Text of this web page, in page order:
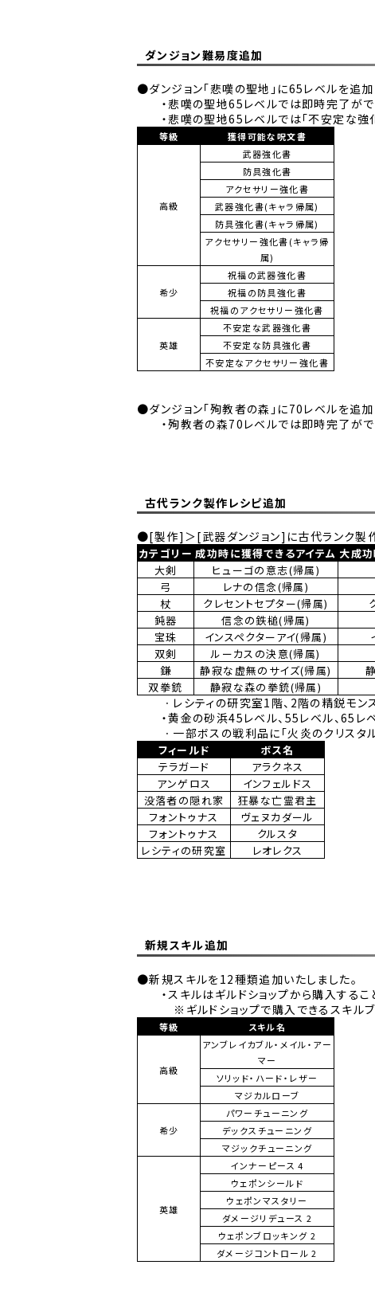
ダンジョン難易度追加
●ダンジョン「悲嘆の聖地」に65レベルを追加
・悲嘆の聖地65レベルでは即時完了がで
・悲嘆の聖地65レベルでは「不安定な強化
等級 獲得可能な呪文書
高級
武器強化書
防具強化書
アクセサリー強化書
武器強化書(キャラ帰属)
防具強化書(キャラ帰属)
アクセサリー強化書(キャラ帰
属)
希少
祝福の武器強化書
祝福の防具強化書
祝福のアクセサリー強化書
英雄
不安定な武器強化書
不安定な防具強化書
不安定なアクセサリー強化書
●ダンジョン「殉教者の森」に70レベルを追加
・殉教者の森70レベルでは即時完了がで
古代ランク製作レシピ追加
●[製作]＞[武器ダンジョン]に古代ランク製作
カテゴリー 成功時に獲得できるアイテム 大成
大剣
ヒューゴの意志(帰属)
弓
レナの信念(帰属)
杖
クレセントセプター(帰属)
鈍器
信念の鉄槌(帰属)
宝珠
インスペクターアイ(帰属)
双剣
ルーカスの決意(帰属)
鎌
静寂な虚無のサイズ(帰属)
双拳銃
静寂な森の拳銃(帰属)
ㆍレシティの研究室1階、2階の精鋭モンス
・黄金の砂浜45レベル、55レベル、65レベ
ㆍ一部ボスの戦利品に「火炎のクリスタル
フィールド
ボス名
テラガード
アラクネス
アンゲロス
インフェルドス
没落者の隠れ家
狂暴な亡霊君主
フォントゥナス
ヴェヌカダール
フォントゥナス
クルスタ
レシティの研究室
レオレクス
新規スキル追加
●新規スキルを12種類追加いたしました。
・スキルはギルドショップから購入するこ
※ギルドショップで購入できるスキルブ
等級 スキル名
高級
アンブレイカブル・メイル・アー
マー
ソリッド・ハード・レザー
マジカルローブ
希少
パワーチューニング
デックスチューニング
マジックチューニング
英雄
インナーピース 4
ウェポンシールド
ウェポンマスタリー
ダメージリデュース 2
ウェポンブロッキング 2
ダメージコントロール 2